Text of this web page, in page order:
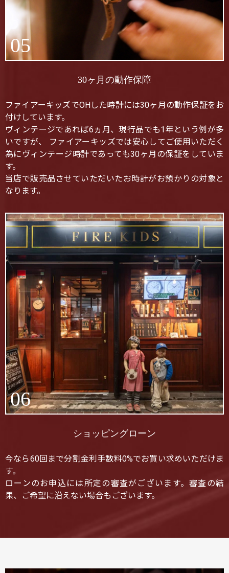
05
30ヶ月の動作保障
ファイアーキッズでOHした時計には30ヶ月の動作保証をお
付けしています。
ヴィンテージであれば6ヵ月、現行品でも1年という例が多
いですが、 ファイアーキッズでは安心してご使用いただく
為にヴィンテージ時計であっても30ヶ月の保証をしていま
す。
当店で販売品させていただいたお時計がお預かりの対象と
なります。
06
ショッピングローン
今なら60回まで分割金利手数料0%でお買い求めいただけま
す。
ローンのお申込には所定の審査がございます。審査の結
果、ご希望に沿えない場合もございます。